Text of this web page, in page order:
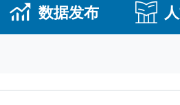
数据发布